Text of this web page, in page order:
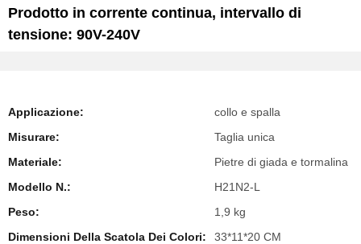
Prodotto in corrente continua, intervallo di
tensione: 90V-240V
Applicazione:
collo e spalla
Misurare:
Taglia unica
Materiale:
Pietre di giada e tormalina
Modello N.:
H21N2-L
Peso:
1,9 kg
Dimensioni Della Scatola Dei Colori:
33*11*20 CM